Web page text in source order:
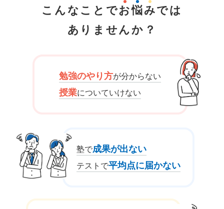
こんなことでお悩みでは
ありませんか？
勉強のやり方が分からない
授業についていけない
塾で成果が出ない
テストで平均点に届かない